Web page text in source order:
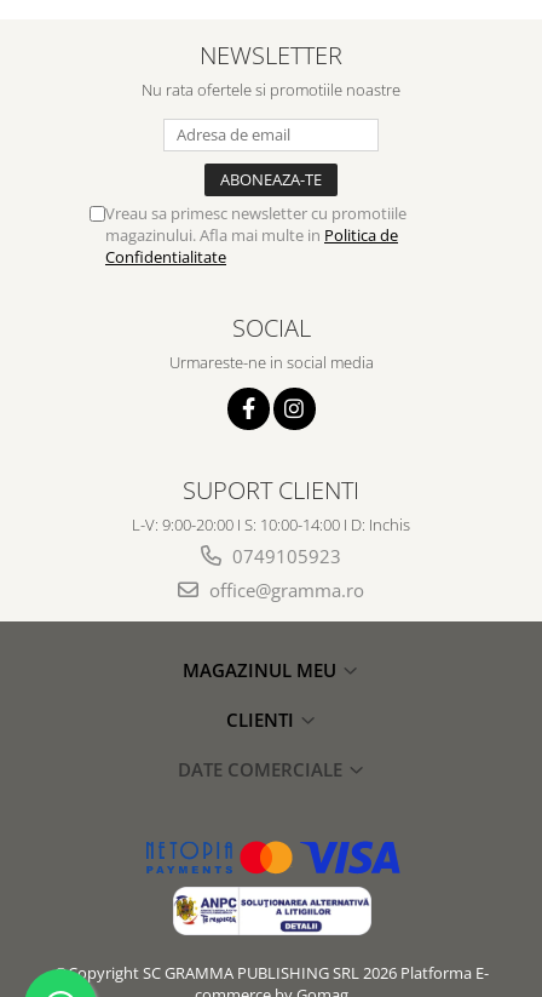
NEWSLETTER
Nu rata ofertele si promotiile noastre
Vreau sa primesc newsletter cu promotiile
magazinului. Afla mai multe in Politica de
Confidentialitate
SOCIAL
Urmareste-ne in social media
SUPORT CLIENTI
L-V: 9:00-20:00 I S: 10:00-14:00 I D: Inchis
0749105923
office@gramma.ro
MAGAZINUL MEU
CLIENTI
DATE COMERCIALE
©Copyright SC GRAMMA PUBLISHING SRL 2026 Platforma E-